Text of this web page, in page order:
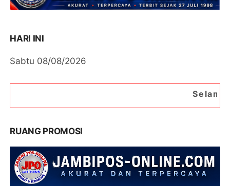
HARI INI
Sabtu 08/08/2026
Selamat Datang di
RUANG PROMOSI